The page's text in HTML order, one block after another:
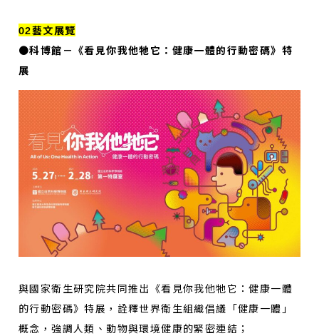
02藝文展覽
●科博館－《看見你我他牠它：健康一體的行動密碼》特
展
與國家衛生研究院共同推出《看見你我他牠它：健康一體
的行動密碼》特展，詮釋世界衛生組織倡議「健康一體」
概念，強調人類、動物與環境健康的緊密連結；